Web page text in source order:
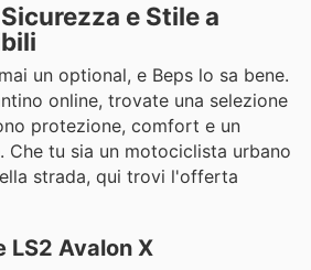
e Stile a
un optional, e Beps lo sa bene.
online, trovate una selezione
protezione, comfort e un
Che tu sia un motociclista urbano
strada, qui trovi l'offerta
LS2 Avalon X